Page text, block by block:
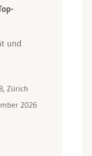
und
Zürich
2026